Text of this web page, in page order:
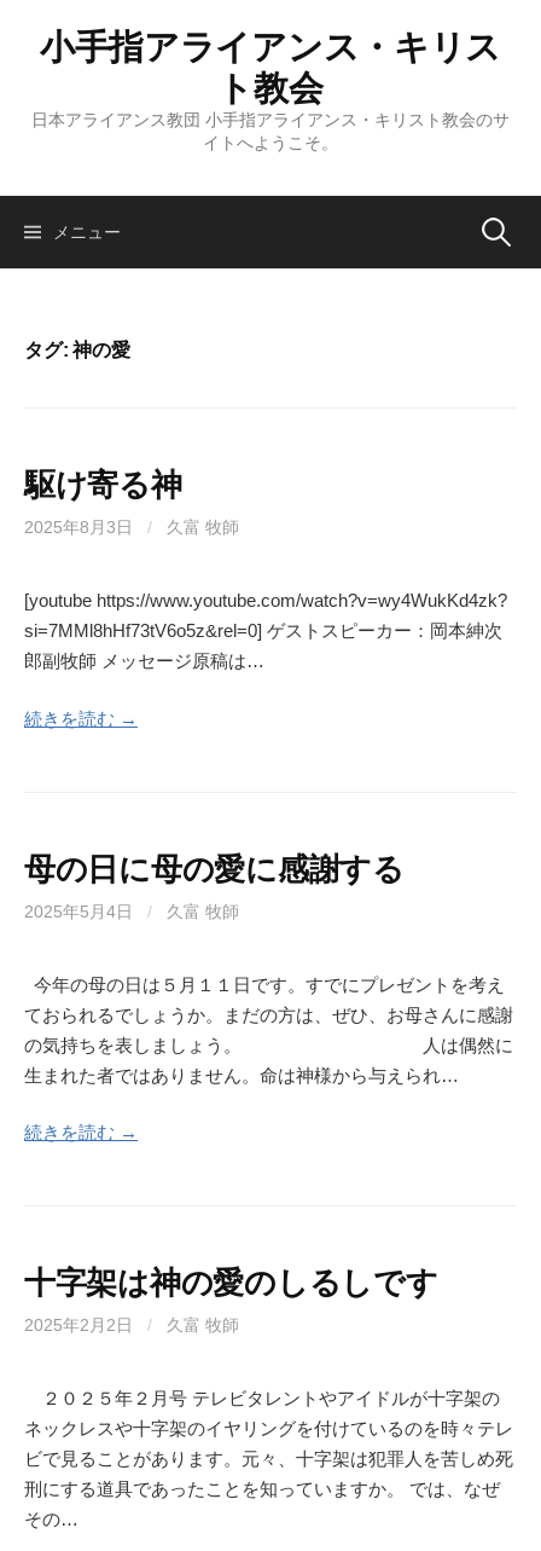
ス
小手指アライアンス・キリス
ト教会
日本アライアンス教団 小手指アライアンス・キリスト教会のサ
イトへようこそ。
メニュー 検
タグ:神の愛
駆け寄る神
2025年8月3日 / 久富 牧師
[youtube https://www.youtube.com/watch?v=wy4WukKd4zk?
si=7MMl8hHf73tV6o5z&rel=0] ゲストスピーカー：岡本紳次
郎副牧師 メッセージ原稿は…
続きを読む →
母の日に母の愛に感謝する
2025年5月4日 / 久富 牧師
今年の母の日は５月１１日です。すでにプレゼントを考え
ておられるでしょうか。まだの方は、ぜひ、お母さんに感謝
の気持ちを表しましょう。 人は偶然に
生まれた者ではありません。命は神様から与えられ…
続きを読む →
十字架は神の愛のしるしです
2025年2月2日 / 久富 牧師
２０２５年２月号 テレビタレントやアイドルが十字架の
ネックレスや十字架のイヤリングを付けているのを時々テレ
ビで見ることがあります。元々、十字架は犯罪人を苦しめ死
刑にする道具であったことを知っていますか。 では、なぜ
その…